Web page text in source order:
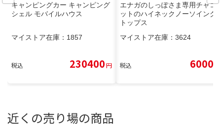
キャンピングカー キャンピング
シェル モバイルハウス
マイストア在庫： 1857
税込 230400円
エナガのしっぽさま専用チャコ
ットのハイネックノーソイング
トップス
マイストア在庫： 3624
税込 6000
近くの売り場の商品